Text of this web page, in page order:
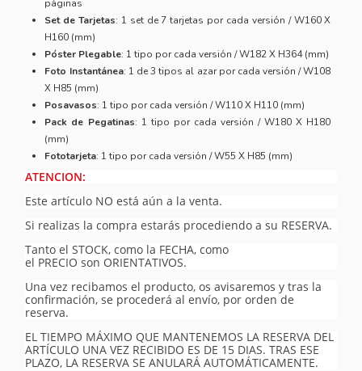
páginas
Set de Tarjetas: 1 set de 7 tarjetas por cada versión / W160 X
H160 (mm)
Póster Plegable: 1 tipo por cada versión / W182 X H364 (mm)
Foto Instantánea: 1 de 3 tipos al azar por cada versión / W108
X H85 (mm)
Posavasos: 1 tipo por cada versión / W110 X H110 (mm)
Pack de Pegatinas: 1 tipo por cada versión / W180 X H180
(mm)
Fototarjeta: 1 tipo por cada versión / W55 X H85 (mm)
ATENCION:
Este artículo NO está aún a la venta.
Si realizas la compra estarás procediendo a su RESERVA.
Tanto el STOCK, como la FECHA, como
el PRECIO son ORIENTATIVOS.
Una vez recibamos el producto, os avisaremos y tras la
confirmación, se procederá al envío, por orden de
reserva.
EL TIEMPO MÁXIMO QUE MANTENEMOS LA RESERVA DEL
ARTÍCULO UNA VEZ RECIBIDO ES DE 15 DIAS. TRAS ESE
PLAZO, LA RESERVA SE ANULARÁ AUTOMÁTICAMENTE.